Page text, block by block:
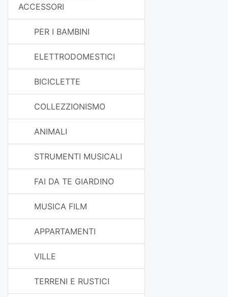
ACCESSORI
PER I BAMBINI
ELETTRODOMESTICI
BICICLETTE
COLLEZZIONISMO
ANIMALI
STRUMENTI MUSICALI
FAI DA TE GIARDINO
MUSICA FILM
APPARTAMENTI
VILLE
TERRENI E RUSTICI